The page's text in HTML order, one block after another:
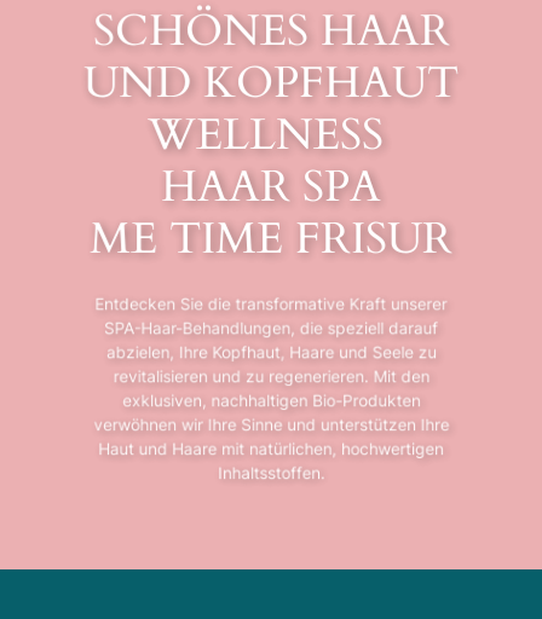
SCHÖNES HAAR
UND KOPFHAUT
WELLNESS
HAAR SPA
ME TIME FRISUR
Entdecken Sie die transformative Kraft unserer
SPA-Haar-Behandlungen, die speziell darauf
abzielen, Ihre Kopfhaut, Haare und Seele zu
revitalisieren und zu regenerieren. Mit den
exklusiven, nachhaltigen Bio-Produkten
verwöhnen wir Ihre Sinne und unterstützen Ihre
Haut und Haare mit natürlichen, hochwertigen
Inhaltsstoffen.